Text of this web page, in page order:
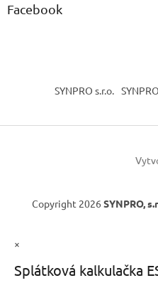
Facebook
SYNPRO s.r.o.
Copyright 2026 SYNPRO,
×
Splátková kalkulačka